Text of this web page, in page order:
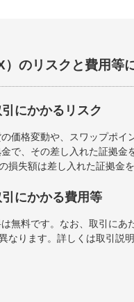
のリスクと費用等
にかかるリスク
価格変動や、スワップポイ
で、その差し入れた証拠
失額は差し入れた証拠金
にかかる費用等
無料です。なお、取引に
なります。詳しくは取引説